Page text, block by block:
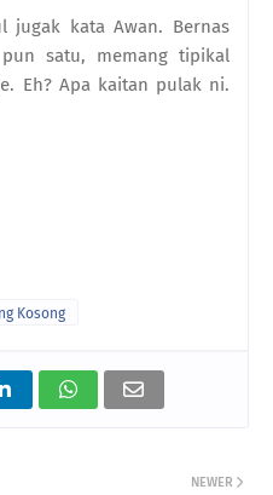
jugak kata Awan. Bernas
satu, memang tipikal
Eh? Apa kaitan pulak ni.
Kosong
NEWER